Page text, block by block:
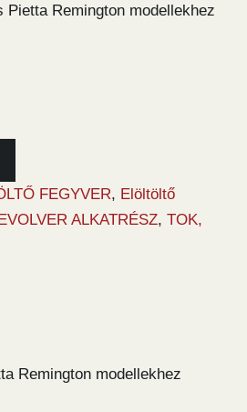
Pietta Remington modellekhez
FEGYVER, Elöltöltő
ALKATRÉSZ, TOK,
Remington modellekhez